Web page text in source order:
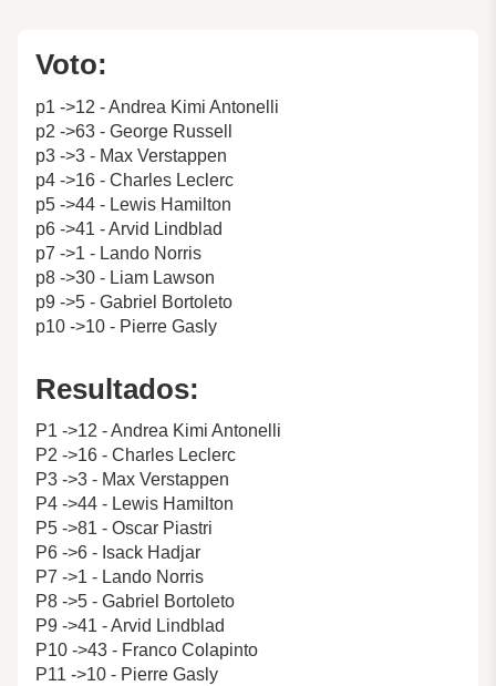
Voto:
p1 ->12 - Andrea Kimi Antonelli
p2 ->63 - George Russell
p3 ->3 - Max Verstappen
p4 ->16 - Charles Leclerc
p5 ->44 - Lewis Hamilton
p6 ->41 - Arvid Lindblad
p7 ->1 - Lando Norris
p8 ->30 - Liam Lawson
p9 ->5 - Gabriel Bortoleto
p10 ->10 - Pierre Gasly
Resultados:
P1 ->12 - Andrea Kimi Antonelli
P2 ->16 - Charles Leclerc
P3 ->3 - Max Verstappen
P4 ->44 - Lewis Hamilton
P5 ->81 - Oscar Piastri
P6 ->6 - Isack Hadjar
P7 ->1 - Lando Norris
P8 ->5 - Gabriel Bortoleto
P9 ->41 - Arvid Lindblad
P10 ->43 - Franco Colapinto
P11 ->10 - Pierre Gasly